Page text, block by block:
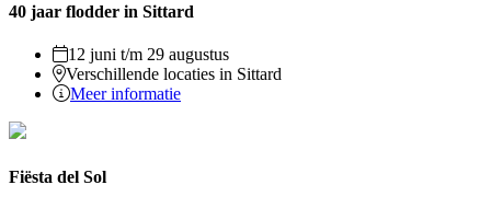
40 jaar flodder in Sittard
12 juni t/m 29 augustus
Verschillende locaties in Sittard
Meer informatie
Fiësta del Sol